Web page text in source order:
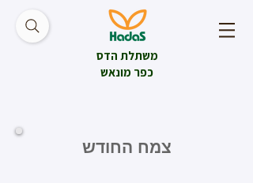
משתלת הדס
כפר מונאש
צמח החודש